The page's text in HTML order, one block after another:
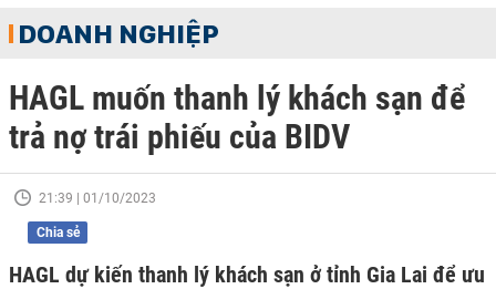
DOANH NGHIỆP
HAGL muốn thanh lý khách sạn để
trả nợ trái phiếu của BIDV
21:39 | 01/10/2023
Chia sẻ
HAGL dự kiến thanh lý khách sạn ở tỉnh Gia Lai để ưu